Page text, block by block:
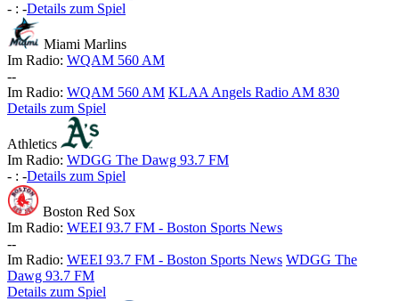
- : -Details zum Spiel
Miami Marlins
Im Radio: WQAM 560 AM
--
Im Radio: WQAM 560 AM KLAA Angels Radio AM 830
Details zum Spiel
Athletics
Im Radio: WDGG The Dawg 93.7 FM
- : -Details zum Spiel
Boston Red Sox
Im Radio: WEEI 93.7 FM - Boston Sports News
--
Im Radio: WEEI 93.7 FM - Boston Sports News WDGG The
Dawg 93.7 FM
Details zum Spiel